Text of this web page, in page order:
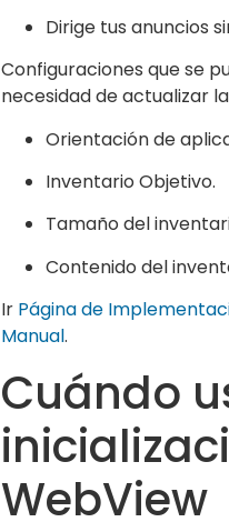
Dirige tus anuncios
Configuraciones que se
necesidad de actualizar
Orientación de
Inventario Objetivo.
Tamaño del
Contenido del
Ir Página de
Manual.
Cuándo
WebView